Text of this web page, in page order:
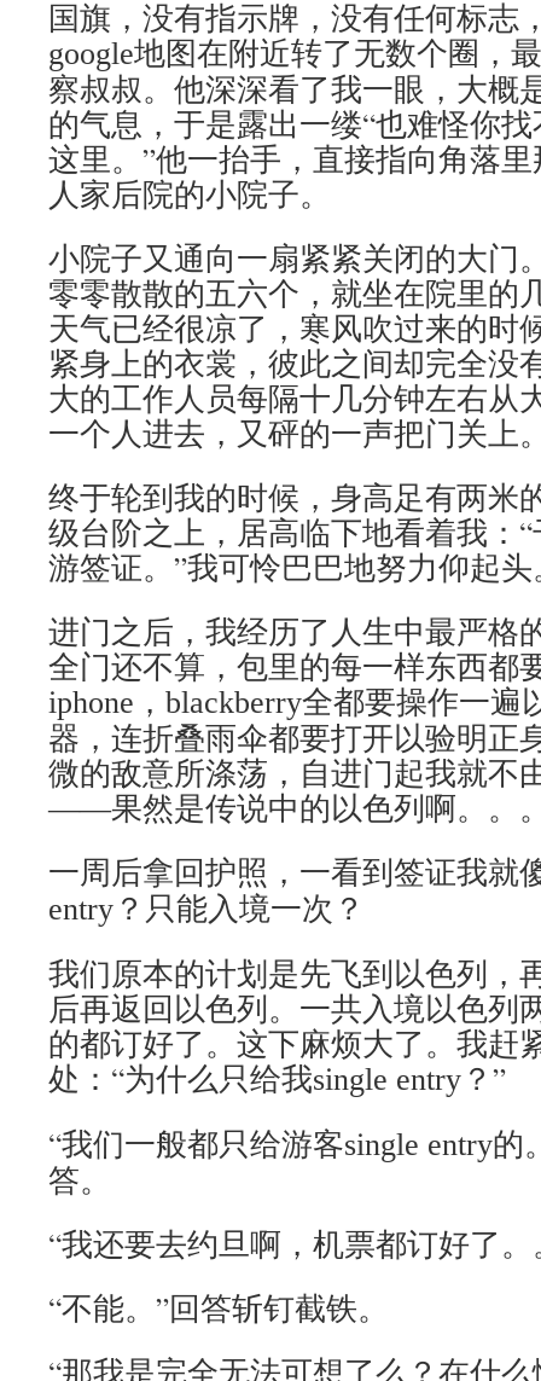
国旗，没有指示牌，没有任何标志
google地图在附近转了无数个圈，
察叔叔。他深深看了我一眼，大概
的气息，于是露出一缕“也难怪你
这里。”他一抬手，直接指向角落
人家后院的小院子。
小院子又通向一扇紧紧关闭的大门
零零散散的五六个，就坐在院里的
天气已经很凉了，寒风吹过来的时
紧身上的衣裳，彼此之间却完全没
大的工作人员每隔十几分钟左右从
一个人进去，又砰的一声把门关上
终于轮到我的时候，身高足有两米
级台阶之上，居高临下地看着我：
游签证。”我可怜巴巴地努力仰起头
进门之后，我经历了人生中最严格
全门还不算，包里的每一样东西都
iphone ， blackberry全都要操作一遍
器，连折叠雨伞都要打开以验明正
微的敌意所涤荡，自进门起我就不
――果然是传说中的以色列啊。。
一周后拿回护照，一看到签证我
entry ？只能入境一次？
我们原本的计划是先飞到以色列，
后再返回以色列。一共入境以色列
的都订好了。这下麻烦大了。我赶
处：“为什么只给我single entry ？”
“我们一般都只给游客single entry的
答。
“我还要去约旦啊，机票都订好了
“不能。”回答斩钉截铁。
“那我是完全无法可想了么？在什